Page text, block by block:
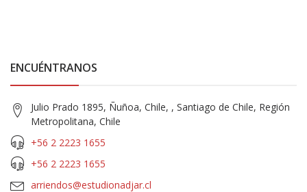
ENCUÉNTRANOS
Julio Prado 1895, Ñuñoa, Chile, , Santiago de Chile, Región
Metropolitana, Chile
+56 2 2223 1655
+56 2 2223 1655
arriendos@estudionadjar.cl